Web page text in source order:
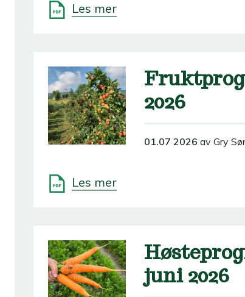
Les mer
2026
01.07 2026 av Gry
Les mer
juni 2026